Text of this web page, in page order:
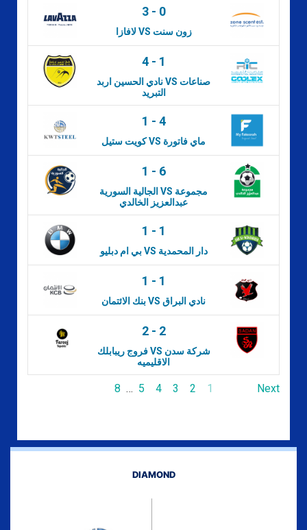
3- 0
لافازا VS زون سنت
4- 1
نادي الحسين اربد VS صناعات
التبريد
1 - 4
كويت ستيل VS ماي فاتورة
1 - 6
الجالية السورية VS مجموعة
عبدالعزيز الخالدي
1 - 1
بي ام دبليو VS دار المحمدية
1 - 1
بنك الائتمان VS نادي البراق
2- 2
فروج ريبابلك VS شركة سدن
الاقليميه
1
2
3
4
5
…
8 Next
DIAMOND